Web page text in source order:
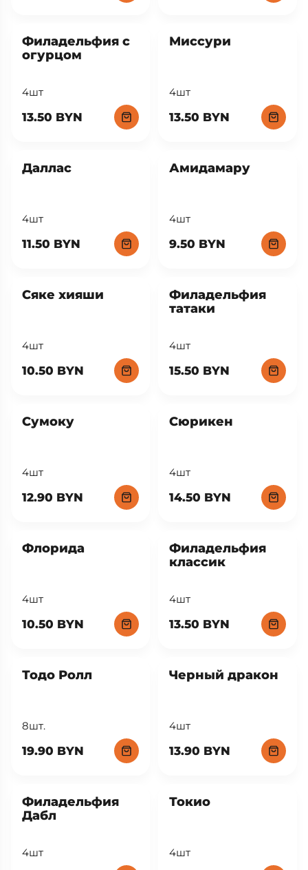
Филадельфия с
огурцом
4шт
13.50 BYN
Миссури
4шт
13.50 BYN
Даллас
4шт
11.50 BYN
Амидамару
4шт
9.50 BYN
Сяке хияши
4шт
10.50 BYN
Филадельфия
татаки
4шт
15.50 BYN
Сумоку
4шт
12.90 BYN
Сюрикен
4шт
14.50 BYN
Флорида
4шт
10.50 BYN
Филадельфия
классик
4шт
13.50 BYN
Тодо Ролл
8шт.
19.90 BYN
Черный дракон
4шт
13.90 BYN
Филадельфия
Дабл
4шт
Токио
4шт